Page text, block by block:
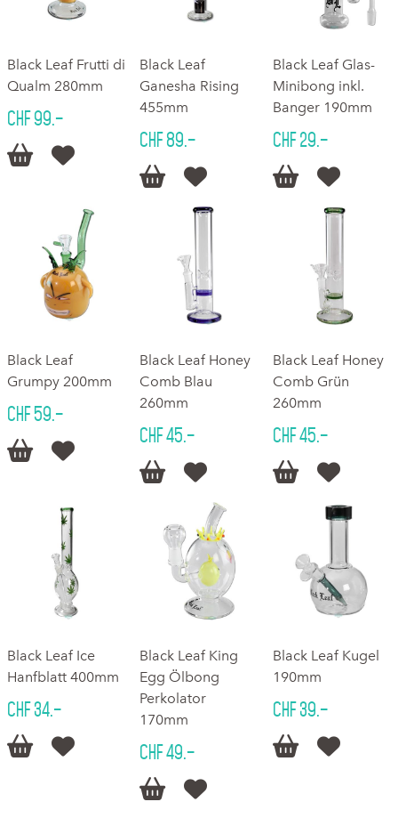
Black Leaf Frutti di
Qualm 280mm
CHF 99.–
 
Black Leaf
Ganesha Rising
455mm
CHF 89.–
 
Black Leaf Glas-
Minibong inkl.
Banger 190mm
CHF 29.–
 
Black Leaf
Grumpy 200mm
CHF 59.–
 
Black Leaf Honey
Comb Blau
260mm
CHF 45.–
 
Black Leaf Honey
Comb Grün
260mm
CHF 45.–
 
Black Leaf Ice
Hanfblatt 400mm
CHF 34.–
 
Black Leaf King
Egg Ölbong
Perkolator
170mm
CHF 49.–
 
Black Leaf Kugel
190mm
CHF 39.–
 